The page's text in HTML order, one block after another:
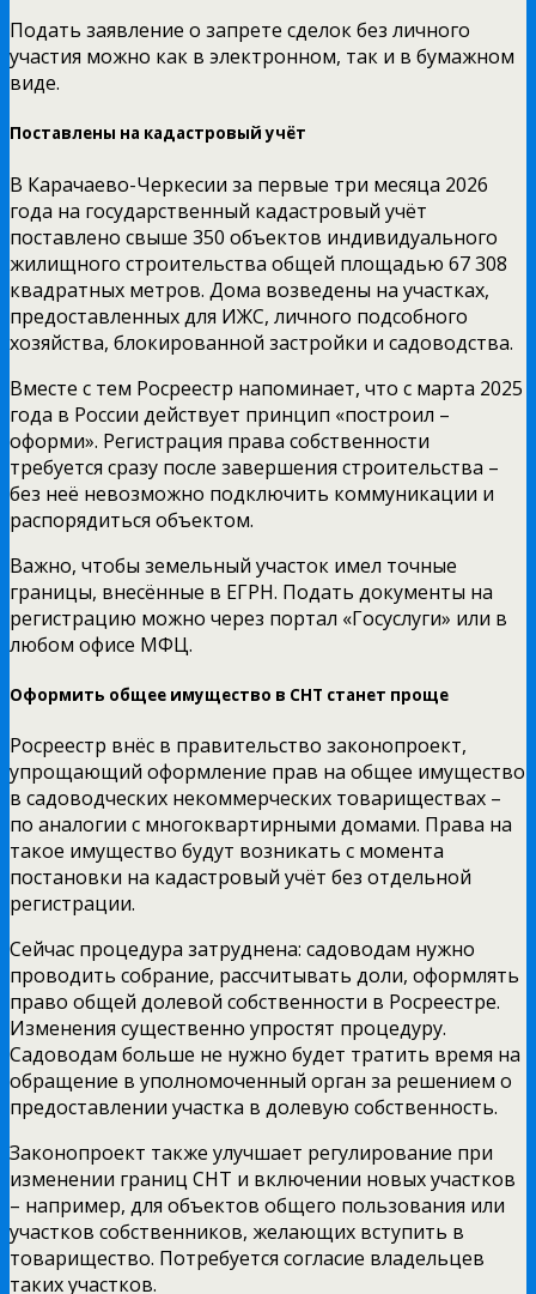
Подать заявление о запрете сделок без личного
участия можно как в электронном, так и в бумажном
виде.
Поставлены на кадастровый учёт
В Карачаево-Черкесии за первые три месяца 2026
года на государственный кадастровый учёт
поставлено свыше 350 объектов индивидуального
жилищного строительства общей площадью 67 308
квадратных метров. Дома возведены на участках,
предоставленных для ИЖС, личного подсобного
хозяйства, блокированной застройки и садоводства.
Вместе с тем Росреестр напоминает, что с марта 2025
года в России действует принцип «построил –
оформи». Регистрация права собственности
требуется сразу после завершения строительства –
без неё невозможно подключить коммуникации и
распорядиться объектом.
Важно, чтобы земельный участок имел точные
границы, внесённые в ЕГРН. Подать документы на
регистрацию можно через портал «Госуслуги» или в
любом офисе МФЦ.
Оформить общее имущество в СНТ станет проще
Росреестр внёс в правительство законопроект,
упрощающий оформление прав на общее имущество
в садоводческих некоммерческих товариществах –
по аналогии с многоквартирными домами. Права на
такое имущество будут возникать с момента
постановки на кадастровый учёт без отдельной
регистрации.
Сейчас процедура затруднена: садоводам нужно
проводить собрание, рассчитывать доли, оформлять
право общей долевой собственности в Росреестре.
Изменения существенно упростят процедуру.
Садоводам больше не нужно будет тратить время на
обращение в уполномоченный орган за решением о
предоставлении участка в долевую собственность.
Законопроект также улучшает регулирование при
изменении границ СНТ и включении новых участков
– например, для объектов общего пользования или
участков собственников, желающих вступить в
товарищество. Потребуется согласие владельцев
таких участков.